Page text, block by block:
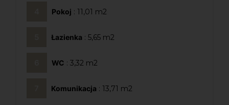
Pokoj : 11,01
Łazienka : 5,65
WC : 3,32
Komunikacja : 13,71